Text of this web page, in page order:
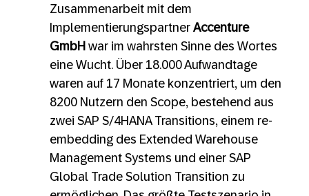
Zusammenarbeit mit dem
Implementierungspartner Accenture
GmbH war im wahrsten Sinne des Wortes
eine Wucht. Über 18.000 Aufwandtage
waren auf 17 Monate konzentriert, um den
8200 Nutzern den Scope, bestehend aus
zwei SAP S/4HANA Transitions, einem re-
embedding des Extended Warehouse
Management Systems und einer SAP
Global Trade Solution Transition zu